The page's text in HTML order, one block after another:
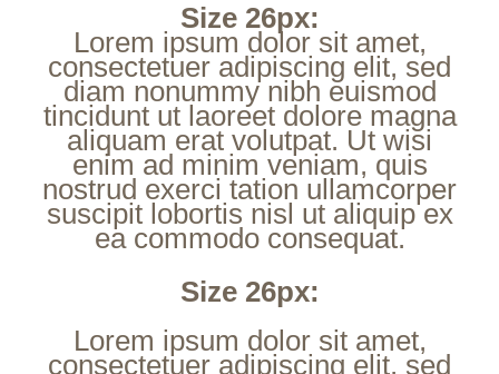
Size 26px:
Lorem ipsum dolor sit amet,
consectetuer adipiscing elit, sed
diam nonummy nibh euismod
tincidunt ut laoreet dolore magna
aliquam erat volutpat. Ut wisi
enim ad minim veniam, quis
nostrud exerci tation ullamcorper
suscipit lobortis nisl ut aliquip ex
ea commodo consequat.
Size 26px:
Lorem ipsum dolor sit amet,
consectetuer adipiscing elit, sed